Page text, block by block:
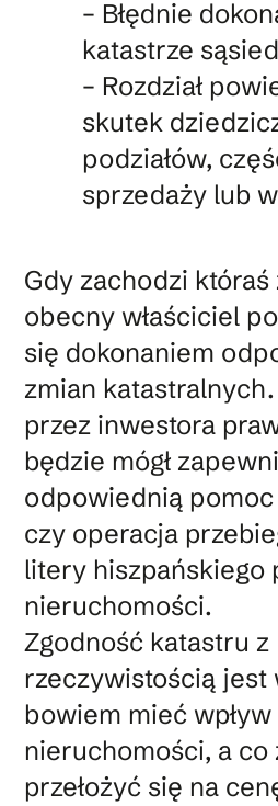
– Błędnie
katastrze
– Rozdział
skutek
podziałów,
sprzedaży lub
Gdy zachodzi
obecny właściciel
się dokonaniem
zmian
przez inwestora
będzie mógł
odpowiednią
czy operacja
litery hiszpańskiego
nieruchomości.
Zgodność katastru z
rzeczywistością jest
bowiem mieć
nieruchomości, a co
przełożyć się na